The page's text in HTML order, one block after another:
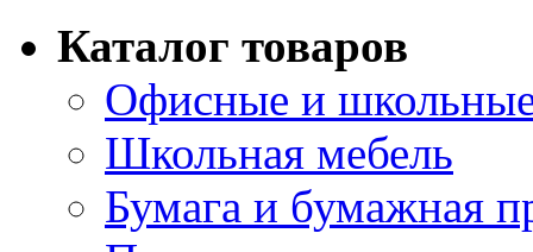
Каталог товаров
Офисные и
Школьная мебель
Бумага и бумажная